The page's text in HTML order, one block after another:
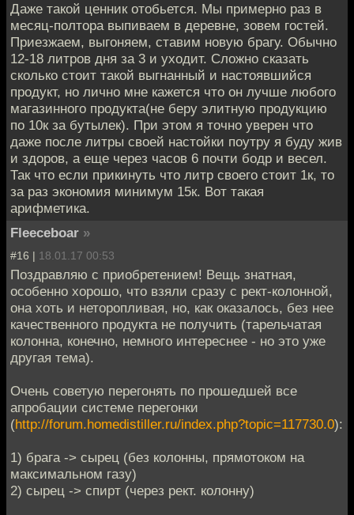
Даже такой ценник отобьется. Мы примерно раз в
месяц-полтора выпиваем в деревне, зовем гостей.
Приезжаем, выгоняем, ставим новую брагу. Обычно
12-18 литров дня за 3 и уходит. Сложно сказать
сколько стоит такой выгнанный и настоявшийся
продукт, но лично мне кажется что он лучше любого
магазинного продукта(не беру элитную продукцию
по 10к за бутылек). При этом я точно уверен что
даже после литры своей настойки поутру я буду жив
и здоров, а еще через часов 6 почти бодр и весел.
Так что если прикинуть что литр своего стоит 1к, то
за раз экономия минимум 15к. Вот такая
арифметика.
Fleeceboar »
#16 | 18.01.17 00:53
Поздравляю с приобретением! Вещь знатная,
особенно хорошо, что взяли сразу с рект-колонной,
она хоть и неторопливая, но, как оказалось, без нее
качественного продукта не получить (тарельчатая
колонна, конечно, немного интереснее - но это уже
другая тема).
Очень советую перегонять по прошедшей все
апробации системе перегонки
(http://forum.homedistiller.ru/index.php?topic=117730.0):
1) брага -> сырец (без колонны, прямотоком на
максимальном газу)
2) сырец -> спирт (через рект. колонну)